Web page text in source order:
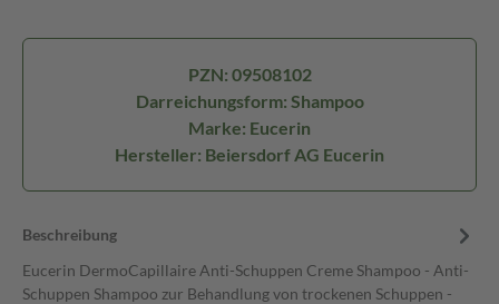
PZN: 09508102
Darreichungsform: Shampoo
Marke: Eucerin
Hersteller: Beiersdorf AG Eucerin
Beschreibung
Eucerin DermoCapillaire Anti-Schuppen Creme Shampoo - Anti-
Schuppen Shampoo zur Behandlung von trockenen Schuppen -